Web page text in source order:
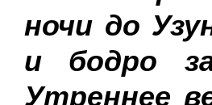
ночи до
и бодро
Утреннее